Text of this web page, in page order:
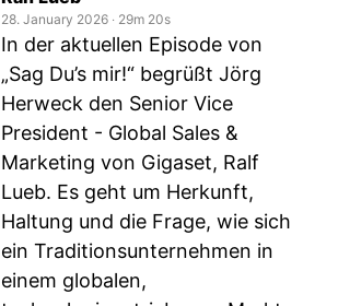
28. January 2026 ‧ 29m 20s
In der aktuellen Episode von
„Sag Du’s mir!“ begrüßt Jörg
Herweck den Senior Vice
President - Global Sales &
Marketing von Gigaset, Ralf
Lueb. Es geht um Herkunft,
Haltung und die Frage, wie sich
ein Traditionsunternehmen in
einem globalen,